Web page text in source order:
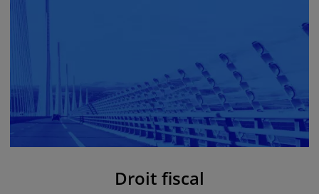
Droit fiscal